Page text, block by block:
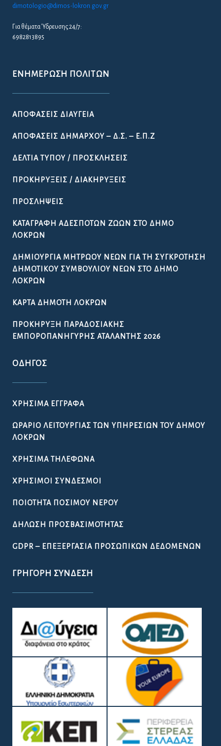
dimotologio@dimos-lokron.gov.gr
Για θέματα Ύδρευσης 24/7:
6982813895
ΕΝΗΜΈΡΩΣΗ ΠΟΛΙΤΏΝ
ΑΠΟΦΆΣΕΙΣ ΔΙΑΎΓΕΙΑ
ΑΠΟΦΆΣΕΙΣ ΔΗΜΆΡΧΟΥ – Δ.Σ. – Ε.Π.Ζ
ΔΕΛΤΊΑ ΤΎΠΟΥ / ΠΡΟΣΚΛΉΣΕΙΣ
ΠΡΟΚΗΡΎΞΕΙΣ / ΔΙΑΚΗΡΎΞΕΙΣ
ΠΡΟΣΛΉΨΕΙΣ
ΚΑΤΑΓΡΑΦΉ ΑΔΈΣΠΟΤΩΝ ΖΏΩΝ ΣΤΟ ΔΉΜΟ
ΛΟΚΡΏΝ
ΔΗΜΙΟΥΡΓΊΑ ΜΗΤΡΏΟΥ ΝΈΩΝ ΓΙΑ ΤΗ ΣΥΓΚΡΌΤΗΣΗ
ΔΗΜΟΤΙΚΟΎ ΣΥΜΒΟΥΛΊΟΥ ΝΈΩΝ ΣΤΟ ΔΉΜΟ
ΛΟΚΡΏΝ
ΚΆΡΤΑ ΔΗΜΌΤΗ ΛΟΚΡΏΝ
ΠΡΟΚΉΡΥΞΗ ΠΑΡΑΔΟΣΙΑΚΉΣ
ΕΜΠΟΡΟΠΑΝΉΓΥΡΗΣ ΑΤΑΛΆΝΤΗΣ 2026
ΟΔΗΓΌΣ
ΧΡΉΣΙΜΑ ΈΓΓΡΑΦΑ
ΩΡΆΡΙΟ ΛΕΙΤΟΥΡΓΊΑΣ ΤΩΝ ΥΠΗΡΕΣΙΏΝ ΤΟΥ ΔΉΜΟΥ
ΛΟΚΡΏΝ
ΧΡΉΣΙΜΑ ΤΗΛΈΦΩΝΑ
ΧΡΉΣΙΜΟΙ ΣΎΝΔΕΣΜΟΙ
ΠΟΙΌΤΗΤΑ ΠΌΣΙΜΟΥ ΝΕΡΟΎ
ΔΉΛΩΣΗ ΠΡΟΣΒΑΣΙΜΌΤΗΤΑΣ
GDPR – ΕΠΕΞΕΡΓΑΣΙΑ ΠΡΟΣΩΠΙΚΩΝ ΔΕΔΟΜΕΝΩΝ
ΓΡΉΓΟΡΗ ΣΎΝΔΕΣΗ